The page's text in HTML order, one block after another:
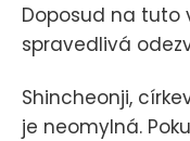
Doposud na tuto
spravedlivá
Shincheonji,
je neomylná.